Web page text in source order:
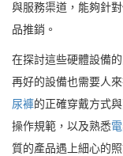
與服務渠道，能夠針
品推銷。
在探討這些硬體設備
再好的設備也需要人
尿褲的正確穿戴方式
操作規範，以及熟悉
質的產品遇上細心的